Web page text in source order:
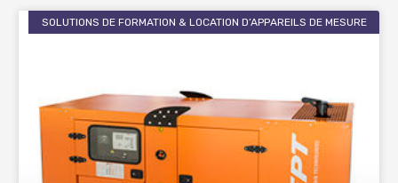
SOLUTIONS DE FORMATION & LOCATION D’APPAREILS DE MESURE